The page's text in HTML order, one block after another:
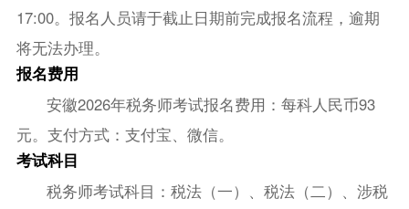
17:00。报名人员请于截止日期前完成报名流程，逾期
将无法办理。
报名费用
安徽2026年税务师考试报名费用：每科人民币93
元。支付方式：支付宝、微信。
考试科目
税务师考试科目：税法（一）、税法（二）、涉税